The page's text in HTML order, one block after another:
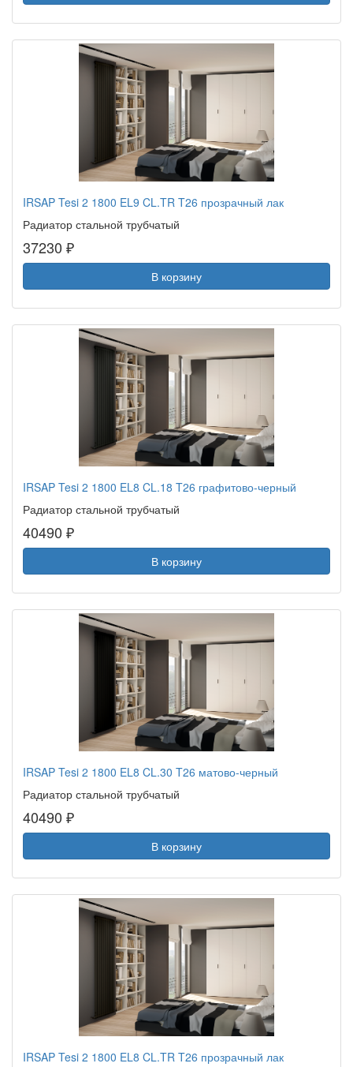
IRSAP Tesi 2 1800 EL9 CL.TR T26 прозрачный лак
Радиатор стальной трубчатый
37230 ₽
В корзину
IRSAP Tesi 2 1800 EL8 CL.18 T26 графитово-черный
Радиатор стальной трубчатый
40490 ₽
В корзину
IRSAP Tesi 2 1800 EL8 CL.30 T26 матово-черный
Радиатор стальной трубчатый
40490 ₽
В корзину
IRSAP Tesi 2 1800 EL8 CL.TR T26 прозрачный лак